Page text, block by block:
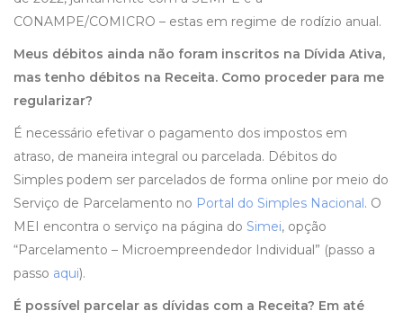
CONAMPE/COMICRO – estas em regime de rodízio anual.
Meus débitos ainda não foram inscritos na Dívida Ativa,
mas tenho débitos na Receita. Como proceder para me
regularizar?
É necessário efetivar o pagamento dos impostos em
atraso, de maneira integral ou parcelada. Débitos do
Simples podem ser parcelados de forma online por meio do
Serviço de Parcelamento no Portal do Simples Nacional. O
MEI encontra o serviço na página do Simei, opção
“Parcelamento – Microempreendedor Individual” (passo a
passo aqui).
É possível parcelar as dívidas com a Receita? Em até